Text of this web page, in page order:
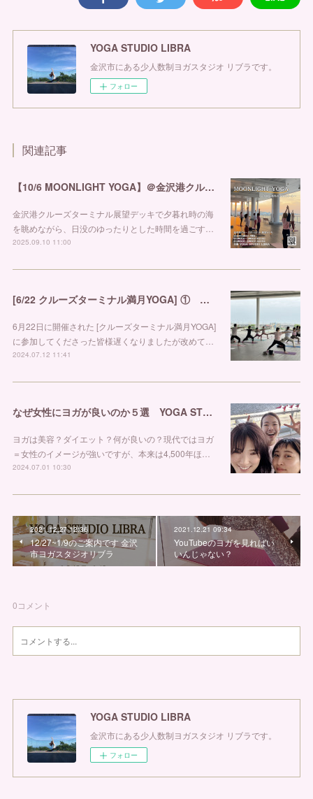
YOGA STUDIO LIBRA
金沢市にある少人数制ヨガスタジオ リブラです。
フォロー
関連記事
【10/6 MOONLIGHT YOGA】＠金沢港クルーズターミナル
金沢港クルーズターミナル展望デッキで夕暮れ時の海
を眺めながら、日没のゆったりとした時間を過ごす…
2025.09.10 11:00
[6/22 クルーズターミナル満月YOGA] ① 金沢市ヨガスタジオ リブラ
6月22日に開催された [クルーズターミナル満月YOGA]
に参加してくださった皆様遅くなりましたが改めて…
2024.07.12 11:41
なぜ女性にヨガが良いのか５選 YOGA STUDIO LIBRA
ヨガは美容？ダイエット？何が良いの？現代ではヨガ
＝女性のイメージが強いですが、本来は4,500年ほ…
2024.07.01 10:30
2021.12.27 12:36
12/27~1/9のご案内です 金沢
市ヨガスタジオリブラ
2021.12.21 09:34
YouTubeのヨガを見ればい
いんじゃない？
0コメント
YOGA STUDIO LIBRA
金沢市にある少人数制ヨガスタジオ リブラです。
フォロー